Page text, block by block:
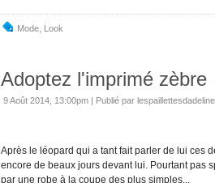
Mode Look
Adoptez l'imprimé zèbre
9 Août 2014, 13:00pm | Publié par lespaillettesdadeline
Après le léopard qui a tant fait parler de lui ces
encore de beaux jours devant lui. Pourtant pas
par une robe à la coupe des plus simples...